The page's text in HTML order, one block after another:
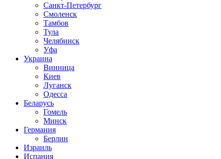
Санкт-Петербург
Смоленск
Тамбов
Тула
Челябинск
Уфа
Украина
Винница
Киев
Луганск
Одесса
Беларусь
Гомель
Минск
Германия
Берлин
Израиль
Испания